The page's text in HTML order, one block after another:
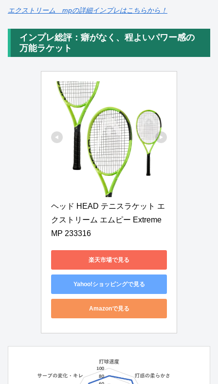
エクストリーム mpの詳細インプレはこちらから！
インプレ総評：癖がなく、程よいパワー感の
万能ラケット
ヘッド HEAD テニスラケット エ
クストリーム エムピー Extreme
MP 233316
楽天市場で見る
Yahoo!ショッピングで見る
Amazonで見る